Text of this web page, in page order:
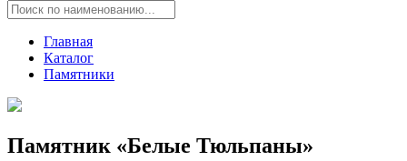
Главная
Каталог
Памятники
Памятник «Белые Тюльпаны»